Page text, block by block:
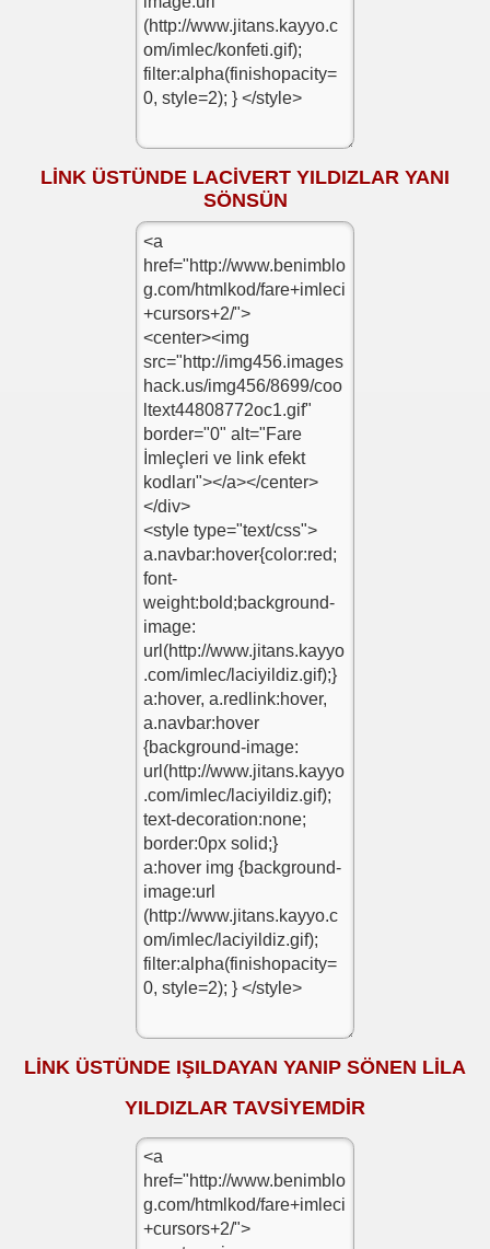
LİNK ÜSTÜNDE LACİVERT YILDIZLAR YANI
SÖNSÜN
LİNK ÜSTÜNDE IŞILDAYAN YANIP SÖNEN LİLA
YILDIZLAR TAVSİYEMDİR